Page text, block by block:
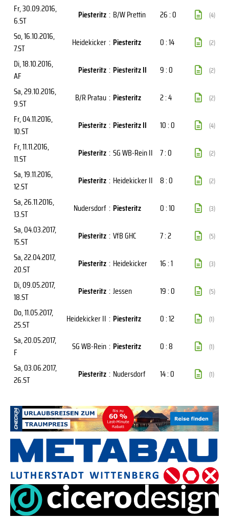
Fr, 30.09.2016,
6.ST
Piesteritz : B/W Prettin 26 : 0 (4)
So, 16.10.2016,
7.ST
Heidekicker : Piesteritz 0 : 14 (2)
Di, 18.10.2016,
AF
Piesteritz : Piesteritz II 9 : 0 (2)
Sa, 29.10.2016,
9.ST
B/R Pratau : Piesteritz 2 : 4 (2)
Fr, 04.11.2016,
10.ST
Piesteritz : Piesteritz II 10 : 0 (4)
Fr, 11.11.2016,
11.ST
Piesteritz : SG WB-Rein II 7 : 0 (2)
Sa, 19.11.2016,
12.ST
Piesteritz : Heidekicker II 8 : 0 (2)
Sa, 26.11.2016,
13.ST
Nudersdorf : Piesteritz 0 : 10 (3)
Sa, 04.03.2017,
15.ST
Piesteritz : VfB GHC 7 : 2 (5)
Sa, 22.04.2017,
20.ST
Piesteritz : Heidekicker 16 : 1 (3)
Di, 09.05.2017,
18.ST
Piesteritz : Jessen 19 : 0 (5)
Do, 11.05.2017,
25.ST
Heidekicker II : Piesteritz 0 : 12 (1)
Sa, 20.05.2017,
F
SG WB-Rein : Piesteritz 0 : 8 (1)
Sa, 03.06.2017,
26.ST
Piesteritz : Nudersdorf 14 : 0 (1)